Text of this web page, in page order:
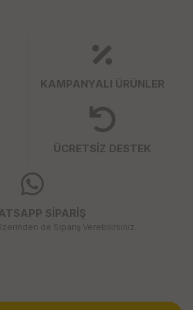
KAMPANYALI ÜRÜNLER
ÜCRETSİZ DESTEK
SİPARİŞ
de Sipariş Verebilirsiniz.